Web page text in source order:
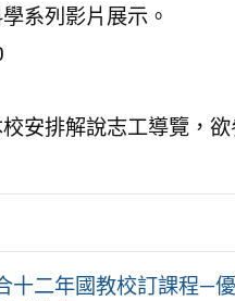
系列影片展示。
安排解說志工導覽，欲
十二年國教校訂課程—